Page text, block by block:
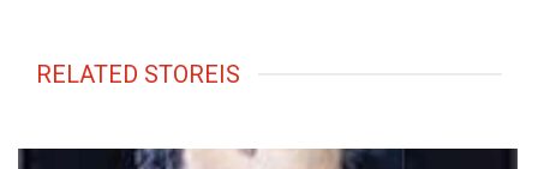
RELATED STOREIS